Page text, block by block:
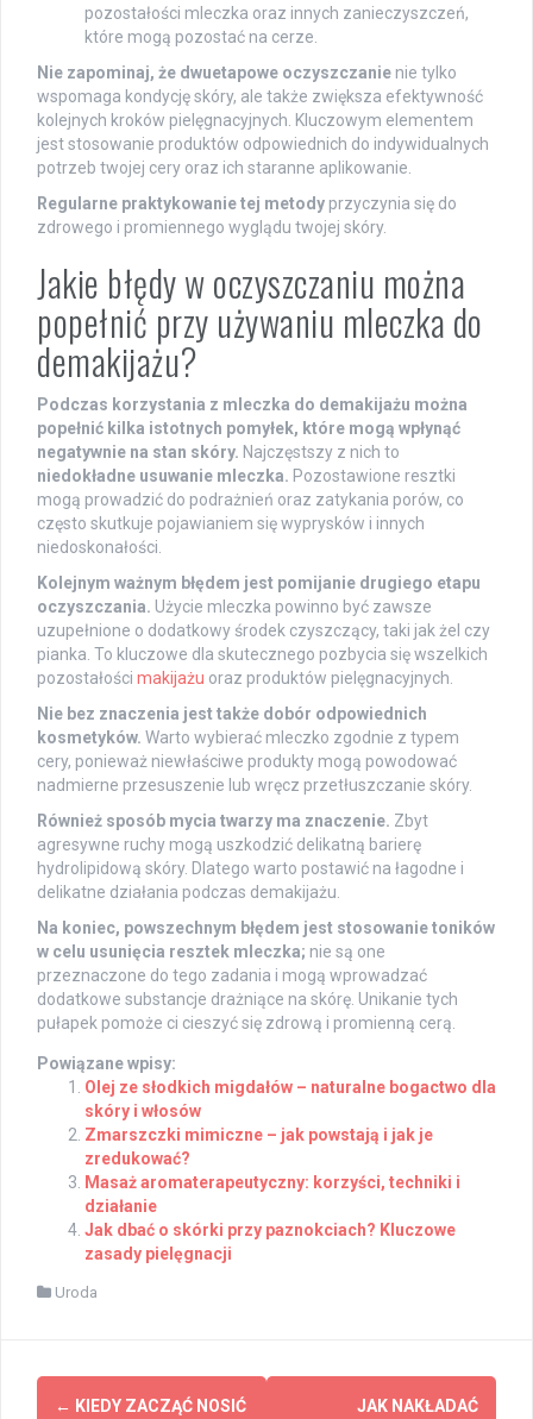
pozostałości mleczka oraz innych zanieczyszczeń,
które mogą pozostać na cerze.
Nie zapominaj, że dwuetapowe oczyszczanie nie tylko
wspomaga kondycję skóry, ale także zwiększa efektywność
kolejnych kroków pielęgnacyjnych. Kluczowym elementem
jest stosowanie produktów odpowiednich do indywidualnych
potrzeb twojej cery oraz ich staranne aplikowanie.
Regularne praktykowanie tej metody przyczynia się do
zdrowego i promiennego wyglądu twojej skóry.
Jakie błędy w oczyszczaniu można
popełnić przy używaniu mleczka do
demakijażu?
Podczas korzystania z mleczka do demakijażu można
popełnić kilka istotnych pomyłek, które mogą wpłynąć
negatywnie na stan skóry. Najczęstszy z nich to
niedokładne usuwanie mleczka. Pozostawione resztki
mogą prowadzić do podrażnień oraz zatykania porów, co
często skutkuje pojawianiem się wyprysków i innych
niedoskonałości.
Kolejnym ważnym błędem jest pomijanie drugiego etapu
oczyszczania. Użycie mleczka powinno być zawsze
uzupełnione o dodatkowy środek czyszczący, taki jak żel czy
pianka. To kluczowe dla skutecznego pozbycia się wszelkich
pozostałości makijażu oraz produktów pielęgnacyjnych.
Nie bez znaczenia jest także dobór odpowiednich
kosmetyków. Warto wybierać mleczko zgodnie z typem
cery, ponieważ niewłaściwe produkty mogą powodować
nadmierne przesuszenie lub wręcz przetłuszczanie skóry.
Również sposób mycia twarzy ma znaczenie. Zbyt
agresywne ruchy mogą uszkodzić delikatną barierę
hydrolipidową skóry. Dlatego warto postawić na łagodne i
delikatne działania podczas demakijażu.
Na koniec, powszechnym błędem jest stosowanie toników
w celu usunięcia resztek mleczka; nie są one
przeznaczone do tego zadania i mogą wprowadzać
dodatkowe substancje drażniące na skórę. Unikanie tych
pułapek pomoże ci cieszyć się zdrową i promienną cerą.
Powiązane wpisy:
Olej ze słodkich migdałów – naturalne bogactwo dla
skóry i włosów
Zmarszczki mimiczne – jak powstają i jak je
zredukować?
Masaż aromaterapeutyczny: korzyści, techniki i
działanie
Jak dbać o skórki przy paznokciach? Kluczowe
zasady pielęgnacji
Uroda
Post
← KIEDY ZACZĄĆ NOSIĆ JAK NAKŁADAĆ